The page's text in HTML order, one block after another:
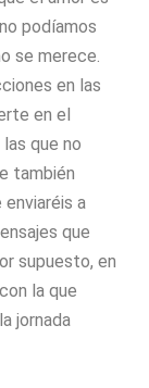
podíamos
se merece.
en las
en el
que no
también
a
que
supuesto, en
la que
jornada